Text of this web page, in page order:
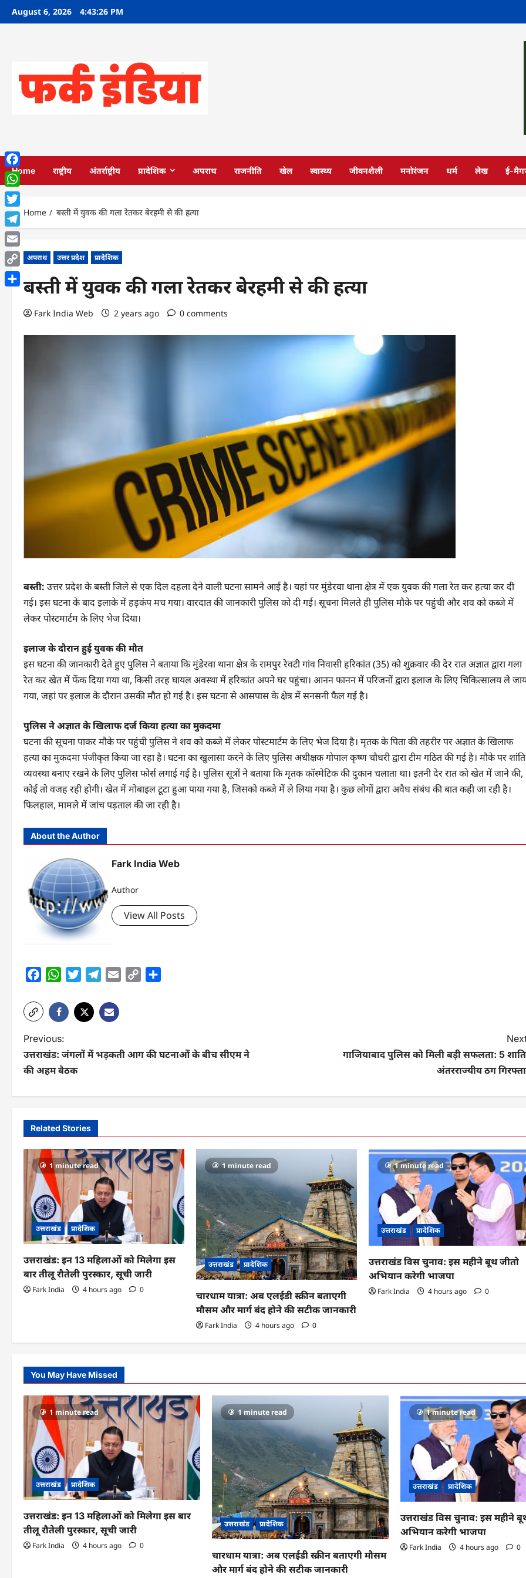
SkipAugust 6, 2026 4:43:27 PM
Home राष्ट्रीय अंतर्राष्ट्रीय प्रादेशिक अपराध राजनीति खेल स्वास्थ्य जीवनशैली मनोरंजन धर्म लेख ई-
Home बस्ती में युवक की गला रेतकर बेरहमी से की हत्या
अपराध उत्तर प्रदेश प्रादेशिक
बस्ती में युवक की गला रेतकर बेरहमी से की हत्या
Fark India Web 2 years ago 0 comments
बस्ती: उत्तर प्रदेश के बस्ती जिले से एक दिल दहला देने वाली घटना सामने आई है। यहां पर मुंडेरवा थाना क्षेत्र में एक युवक की गला रेत कर हत्या कर दी
गई। इस घटना के बाद इलाके में हड़कंप मच गया। वारदात की जानकारी पुलिस को दी गई। सूचना मिलते ही पुलिस मौके पर पहुंची और शव को कब्जे में
लेकर पोस्टमार्टम के लिए भेज दिया।
इलाज के दौरान हुई युवक की मौत
इस घटना की जानकारी देते हुए पुलिस ने बताया कि मुंडेरवा थाना क्षेत्र के रामपुर रेवटी गांव निवासी हरिकांत (35) को शुक्रवार की देर रात अज्ञात द्वारा गला
रेत कर खेत में फेंक दिया गया था, किसी तरह घायल अवस्था में हरिकांत अपने घर पहुंचा। आनन फानन में परिजनों द्वारा इलाज के लिए चिकित्सालय ले
गया, जहां पर इलाज के दौरान उसकी मौत हो गई है। इस घटना से आसपास के क्षेत्र में सनसनी फैल गई है।
पुलिस ने अज्ञात के खिलाफ दर्ज किया हत्या का मुकदमा
घटना की सूचना पाकर मौके पर पहुंची पुलिस ने शव को कब्जे में लेकर पोस्टमार्टम के लिए भेज दिया है। मृतक के पिता की तहरीर पर अज्ञात के खिलाफ
हत्या का मुकदमा पंजीकृत किया जा रहा है। घटना का खुलासा करने के लिए पुलिस अधीक्षक गोपाल कृष्ण चौधरी द्वारा टीम गठित की गई है। मौके पर शांति
व्यवस्था बनाए रखने के लिए पुलिस फोर्स लगाई गई है। पुलिस सूत्रों ने बताया कि मृतक कॉस्मेटिक की दुकान चलाता था। इतनी देर रात को खेत में जाने की,
कोई तो वजह रही होगी। खेत में मोबाइल टूटा हुआ पाया गया है, जिसको कब्जे में ले लिया गया है। कुछ लोगों द्वारा अवैध संबंध की बात कही जा रही है।
फिलहाल, मामले में जांच पड़ताल की जा रही है।
About the Author
Fark India Web
Author
View All Posts
FacebookWhatsAppTwitterTelegram
Email
Copy
P
o
n
a
v
g
a
i
o
Previous:
उत्तराखंड: जंगलों में भड़कती आग की घटनाओं के बीच सीएम ने
की अहम बैठक
गाजियाबाद पुलिस को मिली बड़ी सफलता: 5
अंतरराज्यीय ठग
Related Stories
1 minute read
उत्तराखंड प्रादेशिक
उत्तराखंड: इन 13 महिलाओं को मिलेगा इस
बार तीलू रौतेली पुरस्कार, सूची जारी
Fark India 4 hours ago 0
1 minute read
उत्तराखंड प्रादेशिक
चारधाम यात्रा: अब एलईडी स्क्रीन बताएगी
मौसम और मार्ग बंद होने की सटीक जानकारी
Fark India 4 hours ago 0
1 minute read
उत्तराखंड प्रादेशिक
उत्तराखंड विस चुनाव: इस महीने बूथ जीतो
अभियान करेगी भाजपा
Fark India 4 hours ago 0
You May Have Missed
1 minute read
उत्तराखंड प्रादेशिक
उत्तराखंड: इन 13 महिलाओं को मिलेगा इस बार
तीलू रौतेली पुरस्कार, सूची जारी
Fark India 4 hours ago 0
1 minute read
उत्तराखंड प्रादेशिक
चारधाम यात्रा: अब एलईडी स्क्रीन बताएगी मौसम
और मार्ग बंद होने की सटीक जानकारी
1 minute read
उत्तराखंड प्रादेशिक
उत्तराखंड विस चुनाव: इस महीने
अभियान करेगी भाजपा
Fark India 4 hours ago 0
Facebook
WhatsApp
Twitter
Telegram
Email
Copy
Link
Share